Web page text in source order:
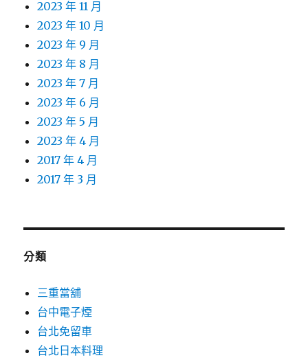
2023 年 11 月
2023 年 10 月
2023 年 9 月
2023 年 8 月
2023 年 7 月
2023 年 6 月
2023 年 5 月
2023 年 4 月
2017 年 4 月
2017 年 3 月
分類
三重當舖
台中電子煙
台北免留車
台北日本料理